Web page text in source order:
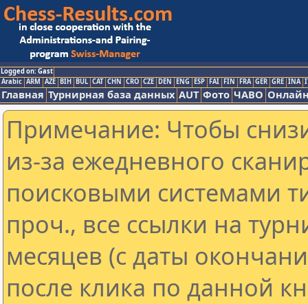
Logged on: Gast
Arabic ARM AZE BIH BUL CAT CHN CRO CZE DEN ENG ESP FAI FIN FRA GER GRE INA
Главная Турнирная база данных AUT Фото ЧАВО
Примечание: Чтобы
из-за ежедневного
поисковыми системами
проч., все ссылки на
месяцев (с даты
после клика по данной